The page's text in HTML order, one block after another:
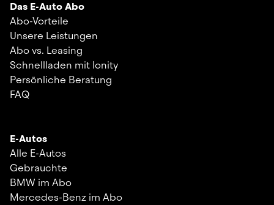
Das E-Auto Abo
Abo-Vorteile
Unsere Leistungen
Abo vs. Leasing
Schnellladen mit Ionity
Persönliche Beratung
FAQ
E-Autos
Alle E-Autos
Gebrauchte
BMW im Abo
Mercedes-Benz im Abo